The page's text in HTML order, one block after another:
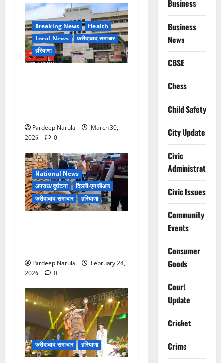
Breaking News
Health
Local News
फरीदाबाद समाचार
हरियाणा
Pardeep Narula
March 30,
2026
0
National News
अपराध/दुर्घटना
दिल्ली-एनसीआर
फरीदाबाद समाचार
हरियाणा
Pardeep Narula
February 24,
2026
0
फरीदाबाद समाचार हरियाणा
Business
Business
News
CBSE
Chess
Child Safety
City Update
Civic
Administration
Civic Issues
Community
Events
Consumer
Goods
Court
Update
Cricket
Crime